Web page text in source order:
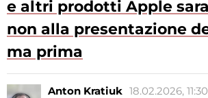
e altri prodotti Apple
non alla presentazione
ma prima
Anton Kratiuk 18.02.2026, 11:30